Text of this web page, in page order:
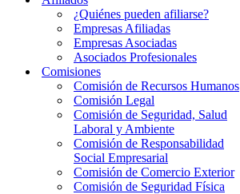
¿Quiénes pueden afiliarse?
Empresas Afiliadas
Empresas Asociadas
Asociados Profesionales
Comisiones
Comisión de Recursos Humanos
Comisión Legal
Comisión de Seguridad, Salud
Laboral y Ambiente
Comisión de Responsabilidad
Social Empresarial
Comisión de Comercio Exterior
Comisión de Seguridad Física